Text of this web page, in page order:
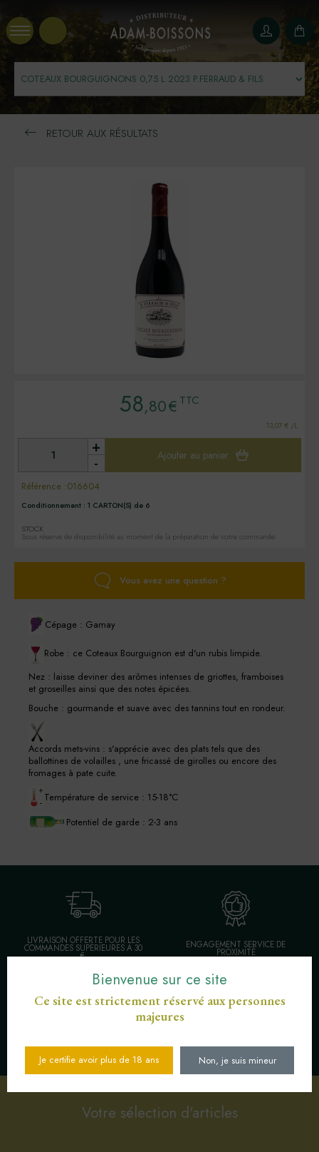
RETOUR AUX RÉSULTATS
Cépage : Gamay
Robe : ce Coteaux Bourguignon est d'un rubis limpide.
Nez : laisse deviner des arômes intenses de griottes, framboises
et groseilles ainsi que des notes épicées.
Bouche : gourmande et suave avec des tannins tout en rondeur.
Accords mets-vins : s'apprécie avec des plats tels que des
ballottines de volailles , une fricassé de girolles ou encore des
fromages à pate cuite.
Température de service : 15-18°C
Potentiel de garde : 2-3 ans
58,80€ TTC
13,07 € /L
-
+ Ajouter au panier
Référence :016604
Conditionnement : 1 CARTON(S) de 6
STOCK
Sous réserve de disponibilité au moment de la préparation de votre commande.
Vous avez une question ?
LIVRAISON OFFERTE POUR LES
COMMANDES SUPÉRIEURES À 30
€
ENGAGEMENT SERVICE DE
PROXIMITÉ
PAIEMENT SÉCURISÉ CB 03 89 82 40 37
Votre sélection d'articles
Bienvenue sur ce site
Ce site est strictement réservé aux personnes
majeures
Je certifie avoir plus de 18 ans Non, je suis mineur